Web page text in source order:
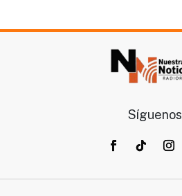
Síguenos